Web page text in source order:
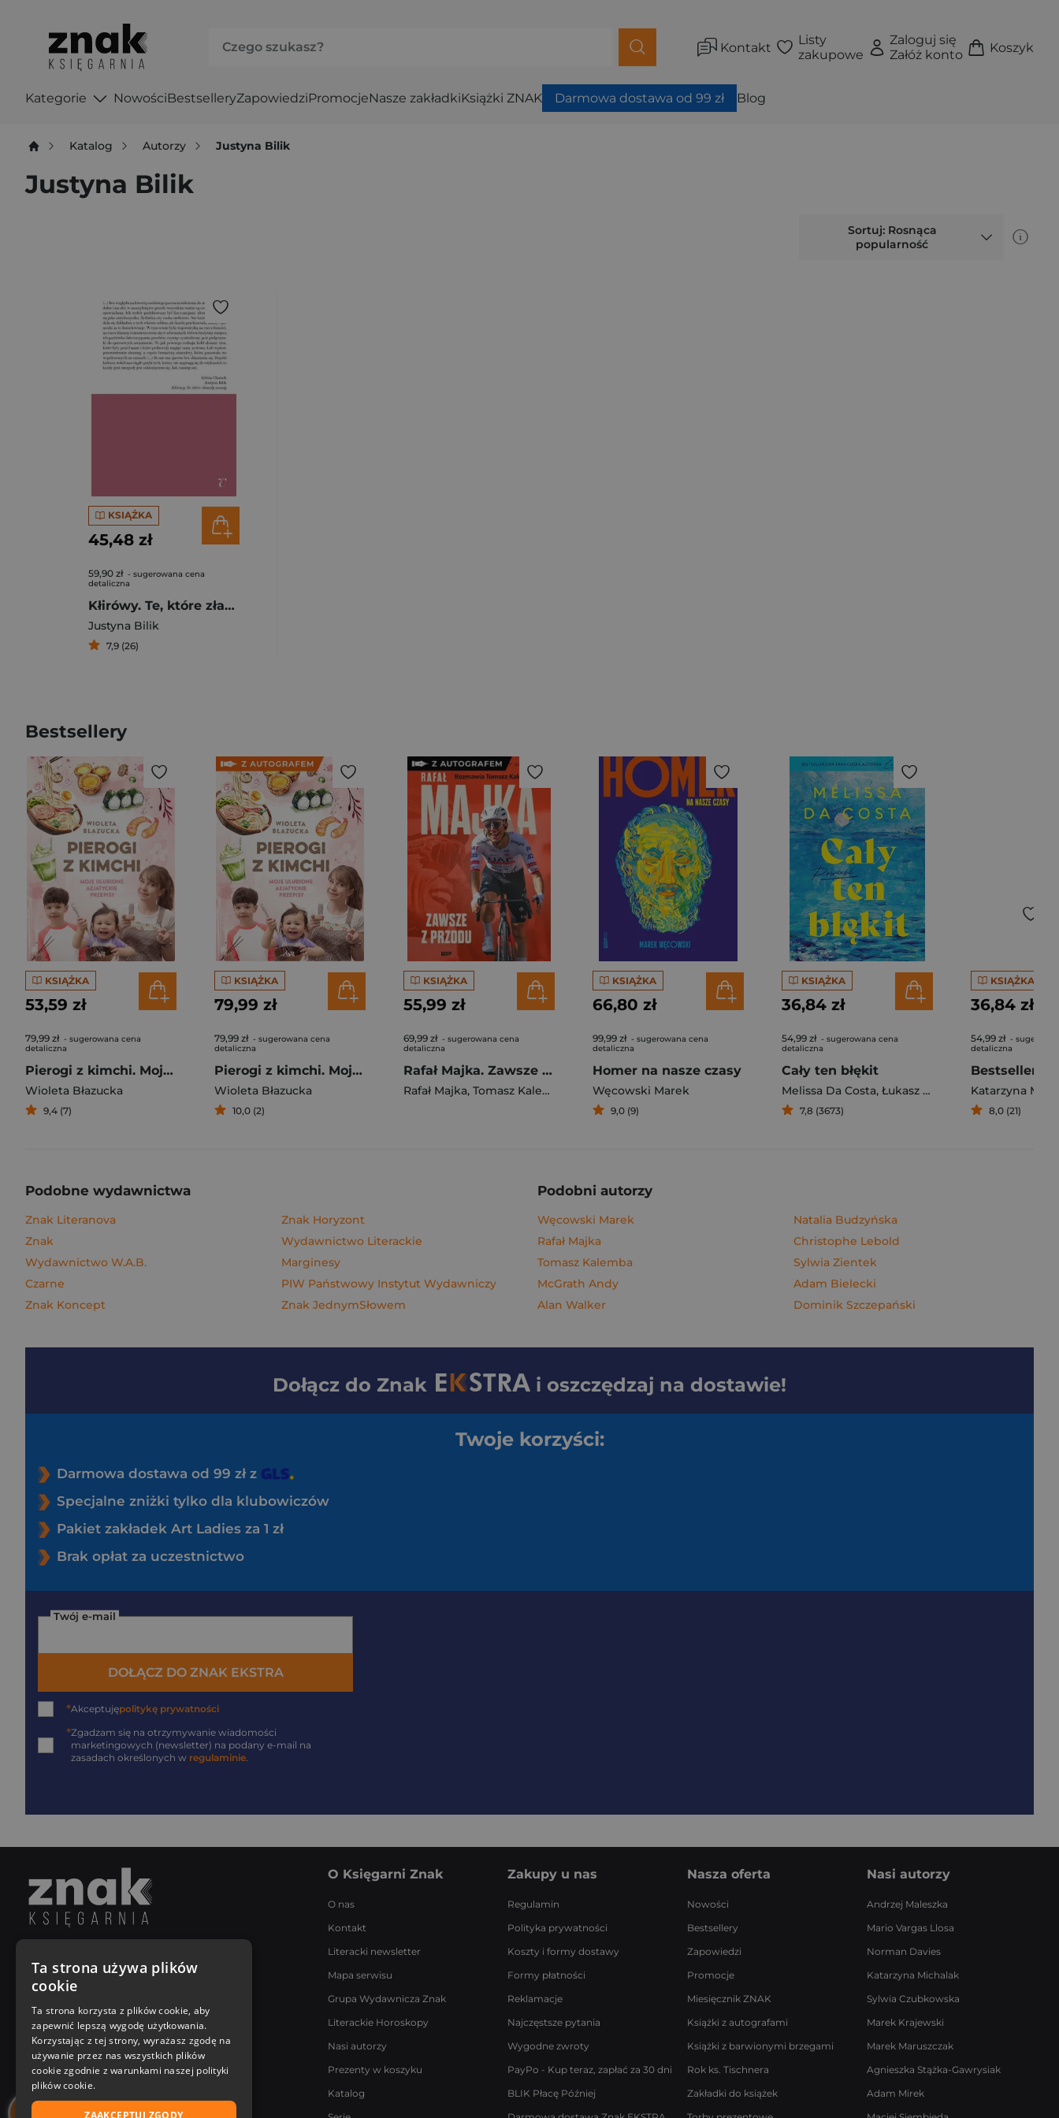
Kontakt
Listy
zakupowe
Zaloguj się
Załóż konto
Koszyk
Kategorie NowościBestselleryZapowiedziPromocjeNasze zakładkiKsiążki ZNAK Darmowa dostawa od 99 zł Blog
Katalog Autorzy Justyna Bilik
Justyna Bilik
Sortuj: Rosnąca
popularność
KSIĄŻKA
45,48 zł
59,90 zł - sugerowana cena
detaliczna
Kłirówy. Te, które złamały zasady
Justyna Bilik
7,9 (26)
Bestsellery
KSIĄŻKA
53,59 zł
79,99 zł - sugerowana cena
detaliczna
Pierogi z kimchi. Moje ulubione azjatyckie przepisy
Wioleta Błazucka
9,4 (7)
KSIĄŻKA
79,99 zł
79,99 zł - sugerowana cena
detaliczna
Pierogi z kimchi. Moje ulubione azjatyckie przepisy - książka z autografem
Wioleta Błazucka
10,0 (2)
KSIĄŻKA
55,99 zł
69,99 zł - sugerowana cena
detaliczna
Rafał Majka. Zawsze z przodu. Rozmawia Tomasz Kalemba - książka z autografem
Rafał Majka, Tomasz Kalemba
KSIĄŻKA
66,80 zł
99,99 zł - sugerowana cena
detaliczna
Homer na nasze czasy
Węcowski Marek
9,0 (9)
KSIĄŻKA
36,84 zł
54,99 zł - sugerowana cena
detaliczna
Cały ten błękit
Melissa Da Costa, Łukasz Müller
7,8 (3673)
KSIĄŻKA
36,84 zł
54,99 zł -
detaliczna
Bestseller.
Katarzyna
8,0 (21)
Podobne wydawnictwa
Znak Literanova
Znak
Wydawnictwo W.A.B.
Czarne
Znak Koncept
Znak Horyzont
Wydawnictwo Literackie
Marginesy
PIW Państwowy Instytut Wydawniczy
Znak JednymSłowem
Podobni autorzy
Węcowski Marek
Rafał Majka
Tomasz Kalemba
McGrath Andy
Alan Walker
Natalia Budzyńska
Christophe Lebold
Sylwia Zientek
Adam Bielecki
Dominik Szczepański
Dołącz do Znak i oszczędzaj na dostawie!
Twoje korzyści:
Darmowa dostawa od 99 zł z
Specjalne zniżki tylko dla klubowiczów
Pakiet zakładek Art Ladies za 1 zł
Brak opłat za uczestnictwo
Twój e-mail
DOŁĄCZ DO ZNAK EKSTRA
*Akceptujępolitykę prywatności
*Zgadzam się na otrzymywanie wiadomości
marketingowych (newsletter) na podany e-mail na
zasadach określonych w regulaminie.
Poniedziałek - Piątek
8:00 - 18:00
[email protected]
Bądź z nami na bieżąco
O Księgarni Znak
O nas
Kontakt
Literacki newsletter
Mapa serwisu
Grupa Wydawnicza Znak
Literackie Horoskopy
Nasi autorzy
Prezenty w koszyku
Katalog
Zakupy u nas
Regulamin
Polityka prywatności
Koszty i formy dostawy
Formy płatności
Reklamacje
Najczęstsze pytania
Wygodne zwroty
PayPo - Kup teraz, zapłać za 30 dni
BLIK Płacę Później
Nasza oferta
Nowości
Bestsellery
Zapowiedzi
Promocje
Miesięcznik ZNAK
Książki z autografami
Książki z barwionymi brzegami
Rok ks. Tischnera
Zakładki do książek
Nasi autorzy
Andrzej Maleszka
Mario Vargas Llosa
Norman Davies
Katarzyna Michalak
Sylwia Czubkowska
Marek Krajewski
Marek Maruszczak
Agnieszka Stążka-Gawrysiak
Adam Mirek
Ta strona używa plików
cookie
Ta strona korzysta z plików cookie, aby
zapewnić lepszą wygodę użytkowania.
Korzystając z tej strony, wyrażasz zgodę na
używanie przez nas wszystkich plików
cookie zgodnie z warunkami naszej polityki
plików cookie.
ZAAKCEPTUJ ZGODY